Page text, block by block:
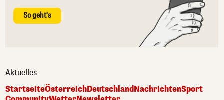
So geht's
Aktuelles
StartseiteÖsterreichDeutschlandNachrichtenSport